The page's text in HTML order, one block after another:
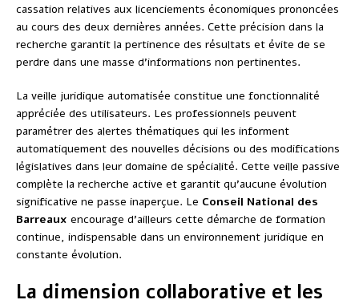
cassation relatives aux licenciements économiques prononcées
au cours des deux dernières années. Cette précision dans la
recherche garantit la pertinence des résultats et évite de se
perdre dans une masse d’informations non pertinentes.
La veille juridique automatisée constitue une fonctionnalité
appréciée des utilisateurs. Les professionnels peuvent
paramétrer des alertes thématiques qui les informent
automatiquement des nouvelles décisions ou des modifications
législatives dans leur domaine de spécialité. Cette veille passive
complète la recherche active et garantit qu’aucune évolution
significative ne passe inaperçue. Le Conseil National des
Barreaux encourage d’ailleurs cette démarche de formation
continue, indispensable dans un environnement juridique en
constante évolution.
La dimension collaborative et les